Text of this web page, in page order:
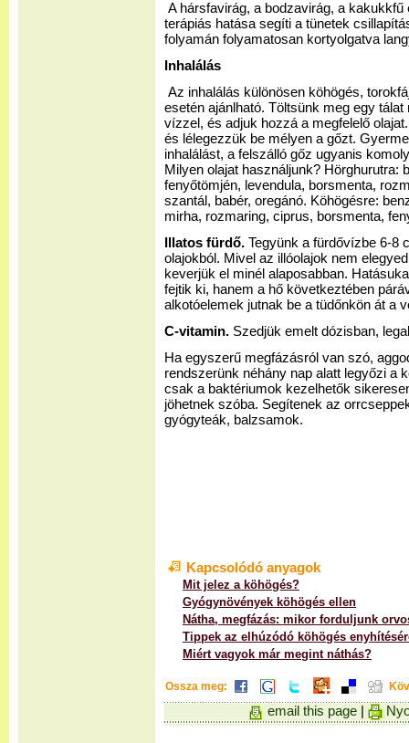
A hársfavirág, a bodzavirág, a
terápiás hatása segíti a tünetek
folyamán folyamatosan kortyolgatva
Inhalálás
Az inhalálás különösen köhögés,
esetén ajánlható. Töltsünk meg egy
vízzel, és adjuk hozzá a megfelelő
és lélegezzük be mélyen a gőzt.
inhalálást, a felszálló gőz ugyanis
Milyen olajat használjunk? Hörghurutra:
fenyőtömjén, levendula, borsmenta,
szantál, babér, oregánó. Köhögésre:
mirha, rozmaring, ciprus, borsmenta,
Illatos fürdő. Tegyünk a fürdővízbe 6-8
olajokból. Mivel az illóolajok nem
keverjük el minél alaposabban.
fejtik ki, hanem a hő következtében
alkotóelemek jutnak be a tüdőnkön át a
C-vitamin. Szedjük emelt dózisban,
Ha egyszerű megfázásról van szó,
rendszerünk néhány nap alatt legyőzi a
csak a baktériumok kezelhetők
jöhetnek szóba. Segítenek az
gyógyteák, balzsamok.
Kapcsolódó anyagok
Mit jelez a köhögés?
Gyógynövények köhögés ellen
Nátha, megfázás: mikor forduljunk
Tippek az elhúzódó köhögés
Miért vagyok már megint náthás?
Ossza meg:
email this page